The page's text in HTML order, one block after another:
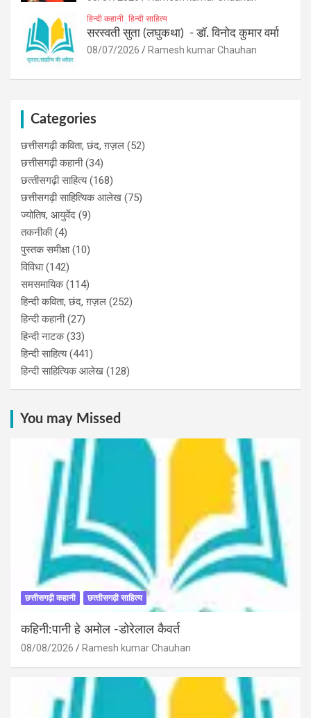
हिन्दी कहानी हिन्दी साहित्य
सरस्वती सुता (लघुकथा) ​- डॉ. विनोद कुमार वर्मा
08/07/2026 Ramesh kumar Chauhan
Categories
छत्तीसगढ़ी कविता, छंद, ग़ज़ल (52)
छत्तीसगढ़ी कहानी(34)
छत्‍तीसगढ़ी साहित्‍य(168)
छत्तीसगढ़ी साहित्यिक आलेख (75)
ज्योतिष, आयुर्वेद (9)
तकनीकी(4)
पुस्‍तक समीक्षा(10)
विविधा(142)
समसमायिक(114)
हिन्दी कविता, छंद, ग़ज़ल (252)
हिन्दी कहानी(27)
हिन्‍दी नाटक(33)
हिन्दी साहित्य(441)
हिन्दी साहित्यिक आलेख (128)
You may Missed
छत्तीसगढ़ी कहानी छत्‍तीसगढ़ी साहित्‍य
कहिनी:पानी हे अमोल -डोरेलाल कैवर्त
08/08/2026 Ramesh kumar Chauhan